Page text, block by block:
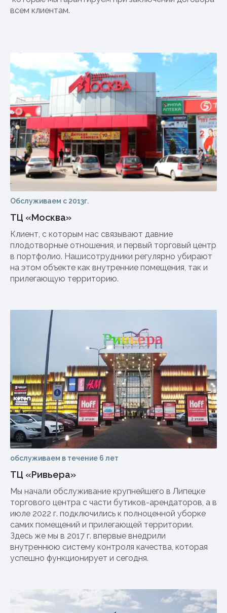
всем клиентам.
Обслуживаем с 2013г.
ТЦ «Москва»
Клиент, с которым нас связывают давние
плодотворные отношения, и первый торговый центр
в портфолио. Нашисотрудники регулярно убирают
на этом объекте как внутренние помещения, так и
прилегающую территорию.
обслуживаем в течение 6 лет
ТЦ «Ривьера»
Мы начали обслуживание крупнейшего в Липецке
торгового центра с части бутиков-арендаторов, а в
июле 2022 г. подключились к полноценной уборке
самих помещений и прилегающей территории.
Здесь же мы в 2017 г. впервые внедрили
внутреннюю систему контроля качества, которая
успешно функционирует и сегодня.